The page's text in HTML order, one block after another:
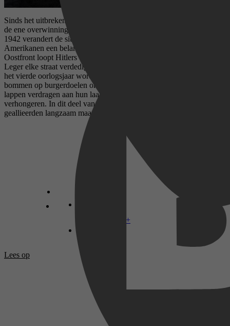
Disney+
Sinds het uitbreken van de oorlog hebben de Duitsers en Japanners
de ene overwinning na de andere behaald. Maar in het najaar van
1942 verandert de situatie. Op het eilandje Guadalcanal weten de
Amerikanen een belangrijk vliegveld te heroveren. En aan het
Oostfront loopt Hitlers veldtocht spaak bij Stalingrad, waar het Rode
Leger elke straat verdedigt, geholpen door de Russische winter. In
het vierde oorlogsjaar wordt de strijd heviger. Beide partijen gooien
bommen op burgerdoelen om het moreel te breken, en de nazi's
lappen verdragen aan hun laars en laten Russische gevangenen
verhongeren. In dit deel van Oorlogen & veldslagen lees je hoe de
geallieerden langzaam maar zeker de overhand krijgen.
Lees op